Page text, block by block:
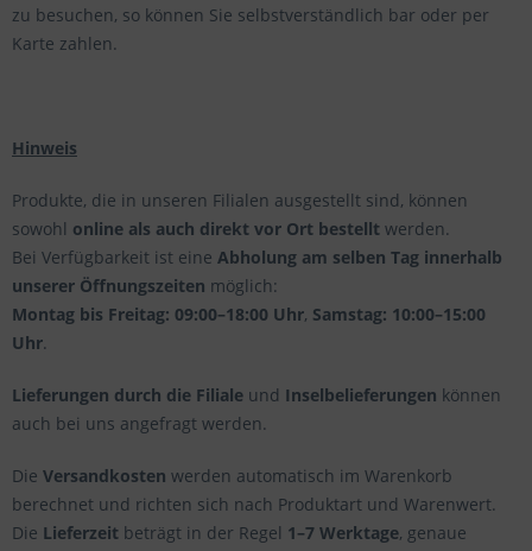
zu besuchen, so können Sie selbstverständlich bar oder per
Karte zahlen.
Hinweis
Produkte, die in unseren Filialen ausgestellt sind, können
sowohl online als auch direkt vor Ort bestellt werden.
Bei Verfügbarkeit ist eine Abholung am selben Tag innerhalb
unserer Öffnungszeiten möglich:
Montag bis Freitag: 09:00–18:00 Uhr, Samstag: 10:00–15:00
Uhr.
Lieferungen durch die Filiale und Inselbelieferungen können
auch bei uns angefragt werden.
Die Versandkosten werden automatisch im Warenkorb
berechnet und richten sich nach Produktart und Warenwert.
Die Lieferzeit beträgt in der Regel 1–7 Werktage, genaue